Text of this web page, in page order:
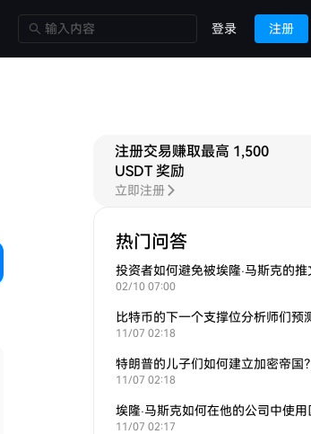
登录 注册
注册交易赚取最高 1,500
USDT 奖励
立即注册
热门问答
02/10 07:00
11/07 02:18
特朗普的儿子们如何建立加密帝国？
11/07 02:18
11/07 02:17